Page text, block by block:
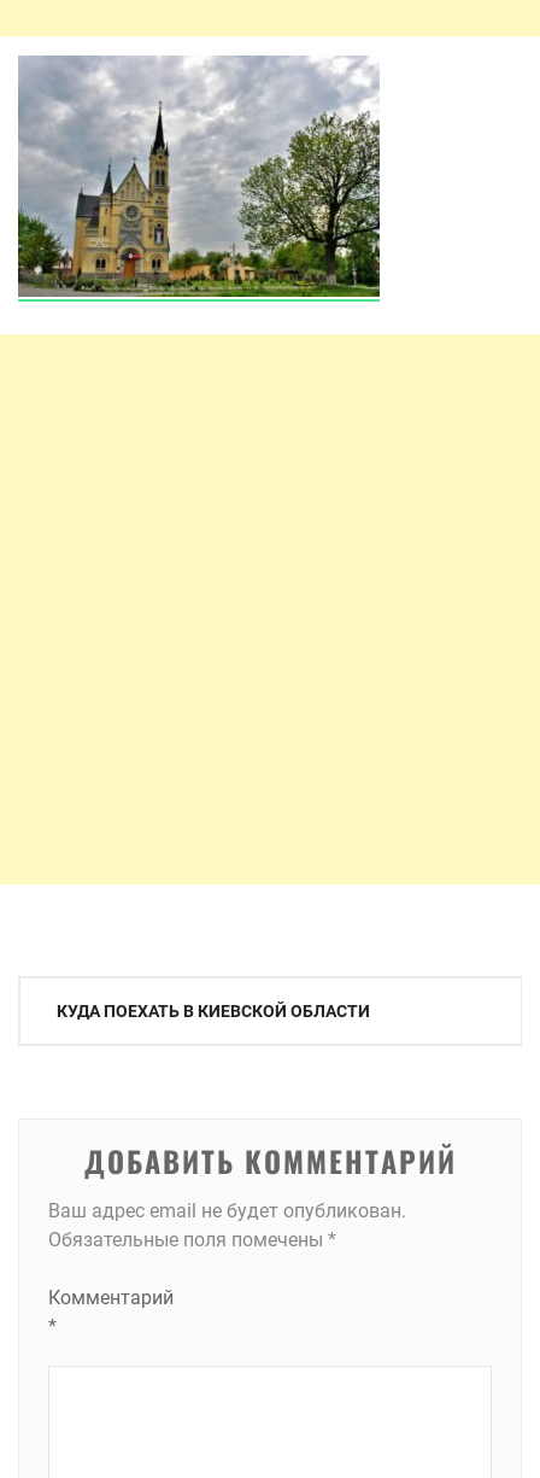
Навигация
КУДА ПОЕХАТЬ В КИЕВСКОЙ ОБЛАСТИ
ДОБАВИТЬ КОММЕНТАРИЙ
Ваш адрес email не будет опубликован.
Обязательные поля помечены *
Комментарий
*